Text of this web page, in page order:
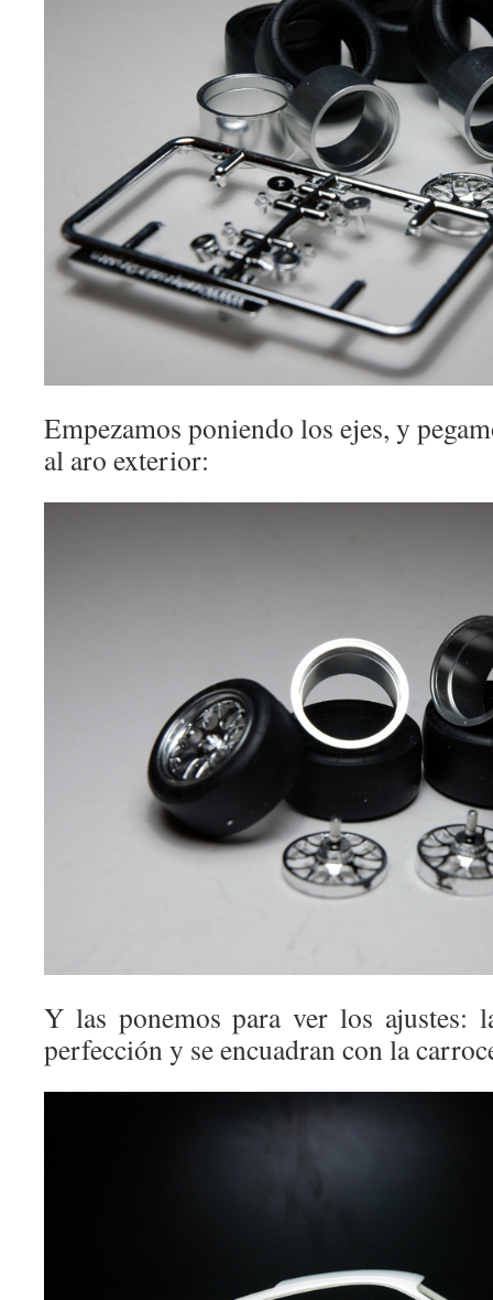
Empezamos poniendo los ejes, y
al aro exterior:
Y las ponemos para ver los ajustes:
perfección y se encuadran con la